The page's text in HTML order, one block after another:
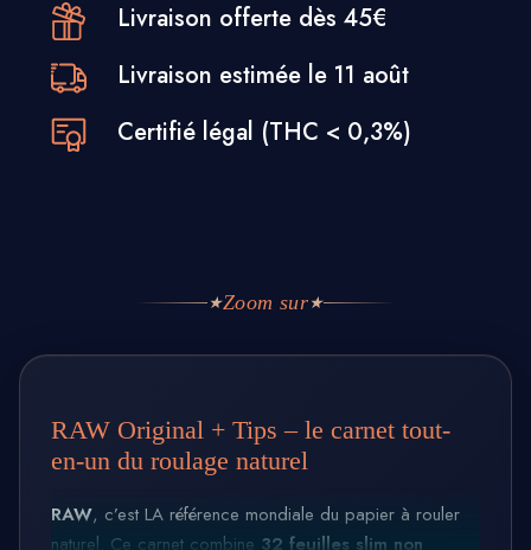
Livraison offerte dès 45€
Livraison estimée le 11 août
Certifié légal (THC < 0,3%)
★Zoom sur★
RAW Original + Tips – le carnet tout-
en-un du roulage naturel
RAW, c’est LA référence mondiale du papier à rouler
naturel. Ce carnet combine 32 feuilles slim non